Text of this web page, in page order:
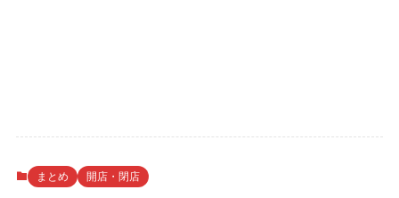
まとめ 開店・閉店